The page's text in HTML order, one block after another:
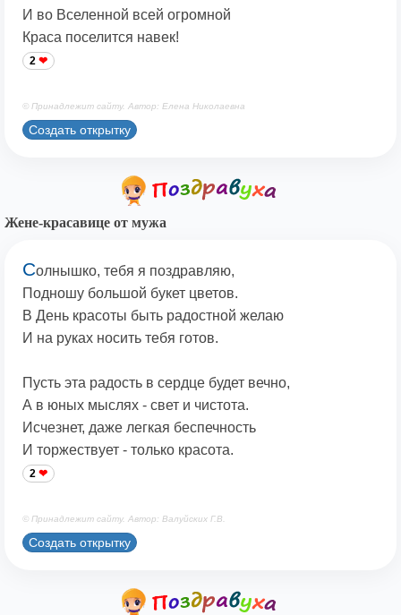
И во Вселенной всей огромной
Краса поселится навек!
2
© Принадлежит сайту. Автор: Елена Николаевна
Создать открытку
Жене-красавице от мужа
Солнышко, тебя я поздравляю,
Подношу большой букет цветов.
В День красоты быть радостной желаю
И на руках носить тебя готов.
Пусть эта радость в сердце будет вечно,
А в юных мыслях - свет и чистота.
Исчезнет, даже легкая беспечность
И торжествует - только красота.
2
© Принадлежит сайту. Автор: Валуйских Г.В.
Создать открытку